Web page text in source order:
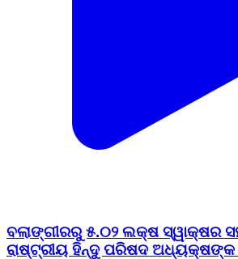
ବଲାଙ୍ଗୀରରୁ ୫.୦୨ ଲକ୍ଷ ସ୍ୱାକ୍ଷର
ରାଷ୍ଟ୍ରୀୟ ହିନ୍ଦୁ ପରିଷଦ